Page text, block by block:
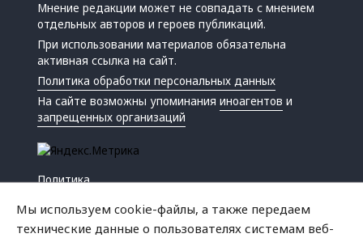
Мнение редакции может не совпадать с мнением
отдельных авторов и героев публикаций.
При использовании материалов обязательна
активная ссылка на сайт.
Политика обработки персональных данных
На сайте возможны упоминанияиноагентов и
запрещенных организаций
Политика
Мы используем cookie-файлы, а также передаем
технические данные о пользователях системам веб-